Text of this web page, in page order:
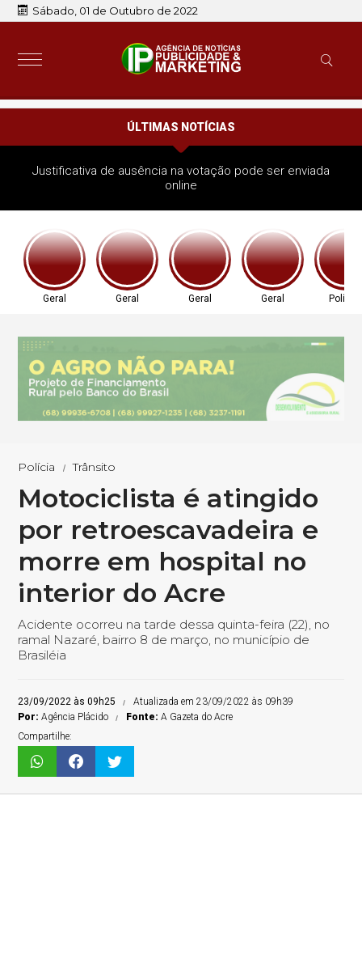
Sábado, 01 de Outubro de 2022
ÚLTIMAS NOTÍCIAS
Justificativa de ausência na votação pode ser enviada
online
Geral Geral Geral Geral Política
Polícia Trânsito
Motociclista é atingido
por retroescavadeira e
morre em hospital no
interior do Acre
Acidente ocorreu na tarde dessa quinta-feira (22), no
ramal Nazaré, bairro 8 de março, no município de
Brasiléia
23/09/2022 às 09h25
Atualizada em 23/09/2022 às 09h39
Por: Agência Plácido Fonte: A Gazeta do Acre
Compartilhe: